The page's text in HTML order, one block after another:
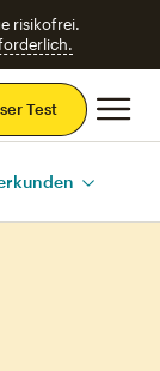
risikofrei.
Test